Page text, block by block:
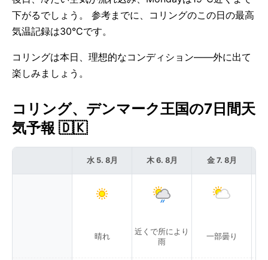
下がるでしょう。 参考までに、コリングのこの日の最高
気温記録は30°Cです。
コリングは本日、理想的なコンディション——外に出て
楽しみましょう。
コリング、デンマーク王国の7日間天
気予報 🇩🇰
水 5. 8月
晴れ
木 6. 8月
近くで所により
雨
金 7. 8月
一部曇り